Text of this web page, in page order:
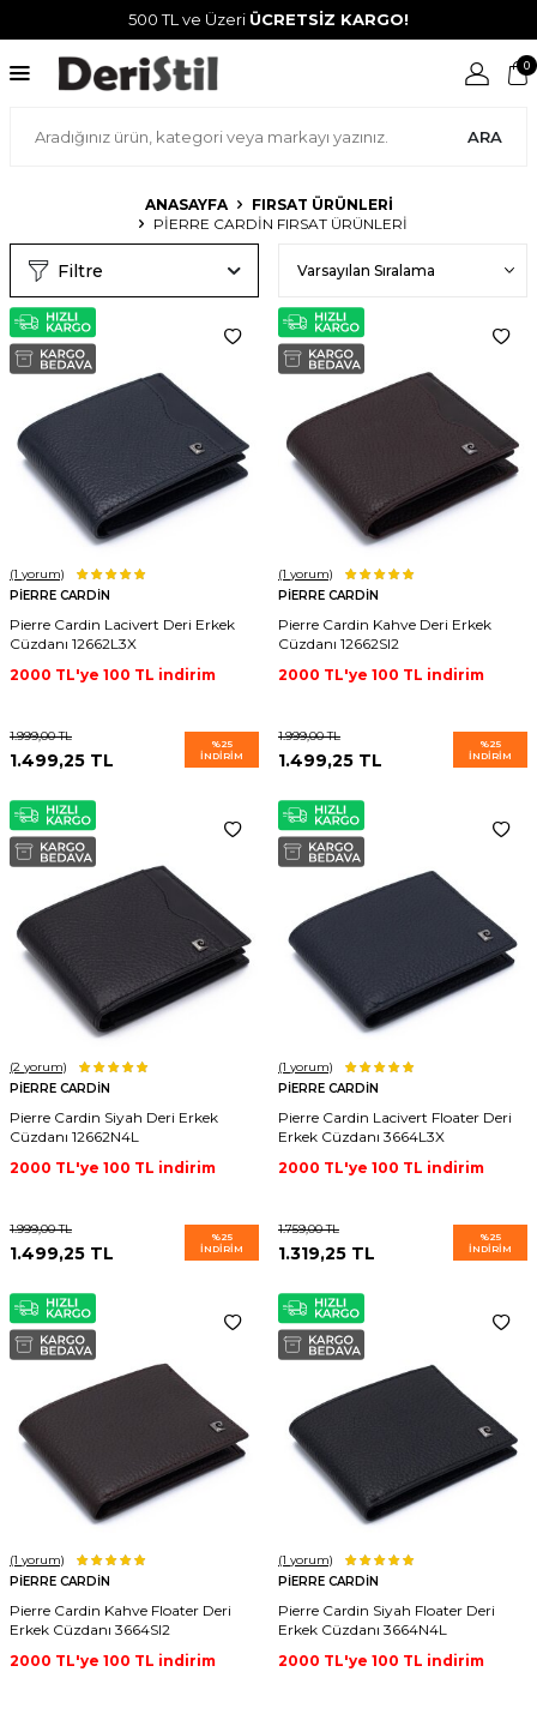
500 TL ve Üzeri ÜCRETSİZ KARGO!
ARA
0
ANASAYFA
FIRSAT ÜRÜNLERI
PIERRE CARDIN FIRSAT ÜRÜNLERI
Filtre
(1 yorum)
PIERRE CARDIN
Pierre Cardin Lacivert Deri Erkek
Cüzdanı 12662L3X
2000 TL'ye 100 TL indirim
1.999,00TL
1.499,25 TL
%25
İNDIRIM
(1 yorum)
PIERRE CARDIN
Pierre Cardin Kahve Deri Erkek
Cüzdanı 12662SI2
2000 TL'ye 100 TL indirim
1.999,00TL
1.499,25 TL
%25
İNDIRIM
(2 yorum)
PIERRE CARDIN
Pierre Cardin Siyah Deri Erkek
Cüzdanı 12662N4L
2000 TL'ye 100 TL indirim
1.999,00TL
1.499,25 TL
%25
İNDIRIM
(1 yorum)
PIERRE CARDIN
Pierre Cardin Lacivert Floater Deri
Erkek Cüzdanı 3664L3X
2000 TL'ye 100 TL indirim
1.759,00TL
1.319,25 TL
%25
İNDIRIM
(1 yorum)
PIERRE CARDIN
Pierre Cardin Kahve Floater Deri
Erkek Cüzdanı 3664SI2
2000 TL'ye 100 TL indirim
(1 yorum)
PIERRE CARDIN
Pierre Cardin Siyah Floater Deri
Erkek Cüzdanı 3664N4L
2000 TL'ye 100 TL indirim